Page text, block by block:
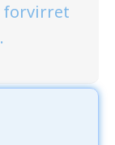
forvirret